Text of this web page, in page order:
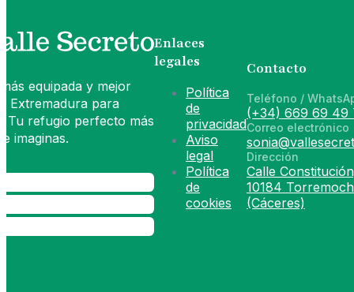
equipada y mejor
Extremadura para
Tu refugio perfecto más
imaginas.
Enlaces
legales
Política
de
privacidad
Aviso
legal
Política
de
cookies
Contacto
Teléfono /
(+34) 669 69 49
Correo electrónico
Dirección
Calle
10184
(Cáceres)